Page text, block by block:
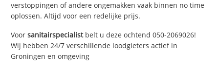
verstoppingen of andere ongemakken vaak binnen no time
oplossen. Altijd voor een redelijke prijs.
Voorsanitairspecialistbelt u deze ochtend 050-2069026!
Wij hebben 24/7 verschillende loodgieters actief in
Groningen en omgeving